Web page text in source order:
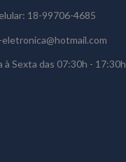
18-99706-4685
à Sexta das 07:30h - 17:30h